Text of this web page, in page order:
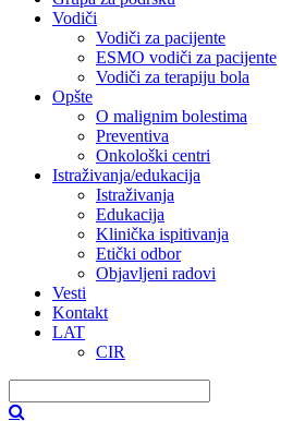
Vodiči
Vodiči za pacijente
ESMO vodiči za pacijente
Vodiči za terapiju bola
Opšte
O malignim bolestima
Preventiva
Onkološki centri
Istraživanja/edukacija
Istraživanja
Edukacija
Klinička ispitivanja
Etički odbor
Objavljeni radovi
Vesti
Kontakt
LAT
CIR